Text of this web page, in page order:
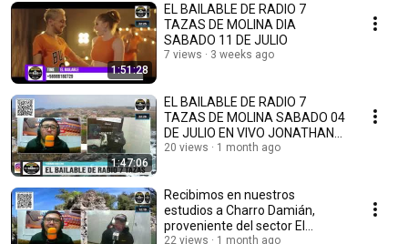
1:51:28
EL BAILABLE DE RADIO 7
TAZAS DE MOLINA DIA
SABADO 11 DE JULIO
7 views 3 weeks ago
1:47:06
EL BAILABLE DE RADIO 7
TAZAS DE MOLINA SABADO 04
DE JULIO EN VIVO JONATHAN
EL LOCUTOR MAS PRENDIDO.
20 views 1 month ago
Recibimos en nuestros
estudios a Charro Damián,
proveniente del sector El
Aromo, comuna de Río Claro
22 views 1 month ago